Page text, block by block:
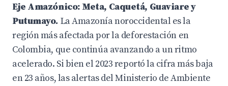
Eje Amazónico: Meta, Caquetá, Guaviare y
Putumayo. La Amazonía noroccidental es la
región más afectada por la deforestación en
Colombia, que continúa avanzando a un ritmo
acelerado. Si bien el 2023 reportó la cifra más baja
en 23 años, las alertas del Ministerio de Ambiente